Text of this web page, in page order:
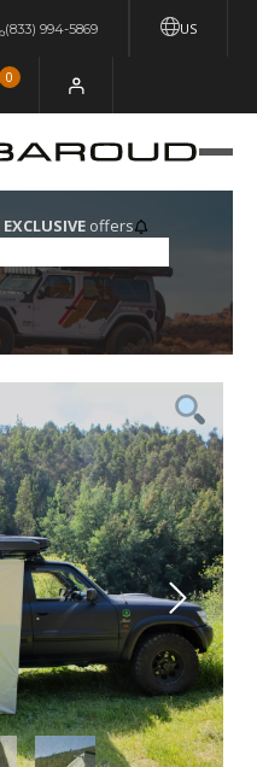
US
(833) 994-5869
0
EXCLUSIVEoffers